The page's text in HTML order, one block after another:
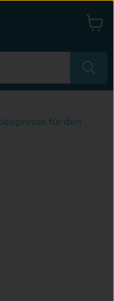
für den